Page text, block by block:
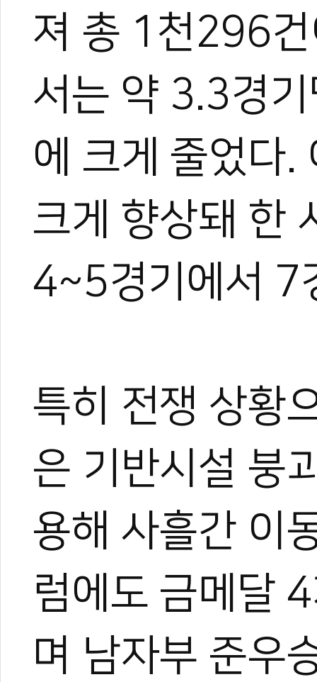
져 총 1천296건
서는 약 3.3경
에 크게 줄었다.
크게 향상돼 한
4~5경기에서 7
특히 전쟁 상황
은 기반시설 붕
용해 사흘간 이
럼에도 금메달
며 남자부 준우
한혜진
태권도 경기인 출신의 태권
며, 20여 년간 65개국
장 중심의 심층 취재를 이
작, 대회 중계방송 캐스터,
텐츠를 다각화해 온 전문
과 콘텐츠 제작 및 홍보 마
이온 대표이사를 맡고 있
화 발전에 힘쓰고 있다.